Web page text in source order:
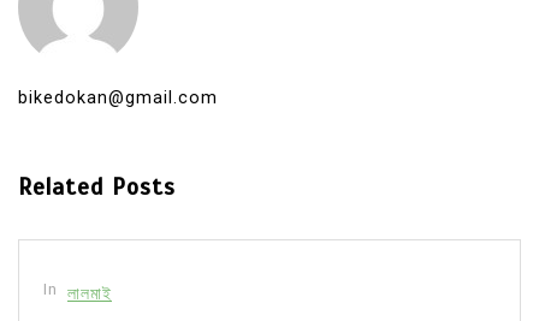
bikedokan@gmail.com
Related Posts
In লালমাই